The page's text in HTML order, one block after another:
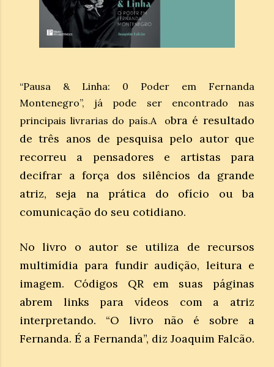
“Pausa & Linha: 0 Poder em Fernanda
Montenegro”, já pode ser encontrado nas
principais livrarias do país.A obra é resultado
de três anos de pesquisa pelo autor que
recorreu a pensadores e artistas para
decifrar a força dos silêncios da grande
atriz, seja na prática do ofício ou ba
comunicação do seu cotidiano.
No livro o autor se utiliza de recursos
multimídia para fundir audição, leitura e
imagem. Códigos QR em suas páginas
abrem links para vídeos com a atriz
interpretando. “O livro não é sobre a
Fernanda. É a Fernanda”, diz Joaquim Falcão.